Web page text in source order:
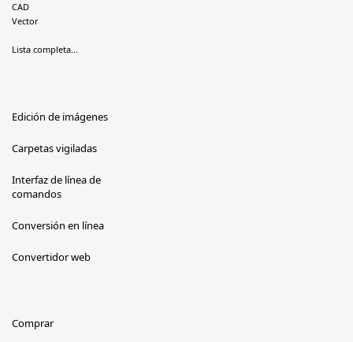
CAD
Vector
Lista completa...
Edición de imágenes
Carpetas vigiladas
Interfaz de línea de
comandos
Conversión en línea
Convertidor web
Comprar